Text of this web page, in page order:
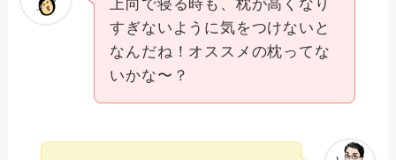
上向で寝る時も、枕が高くなり
すぎないように気をつけないと
なんだね！オススメの枕ってな
いかな〜？